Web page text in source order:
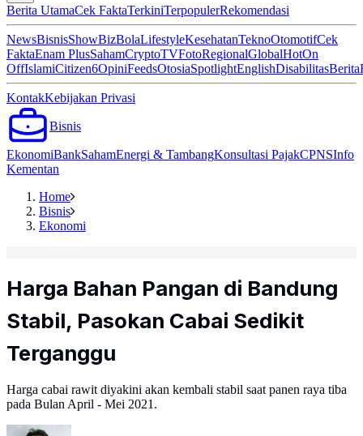
Berita UtamaCek FaktaTerkiniTerpopulerRekomendasi
NewsBisnisShowBizBolaLifestyleKesehatanTeknoOtomotifCek
FaktaEnam PlusSahamCryptoTVFotoRegionalGlobalHotOn
OffIslamiCitizen6OpiniFeedsOtosiaSpotlightEnglishDisabilitasBerita
KontakKebijakan Privasi
Bisnis
EkonomiBankSahamEnergi & TambangKonsultasi PajakCPNSInfo
Kementan
Home
Bisnis
Ekonomi
Harga Bahan Pangan di Bandung
Stabil, Pasokan Cabai Sedikit
Terganggu
Harga cabai rawit diyakini akan kembali stabil saat panen raya tiba
pada Bulan April - Mei 2021.